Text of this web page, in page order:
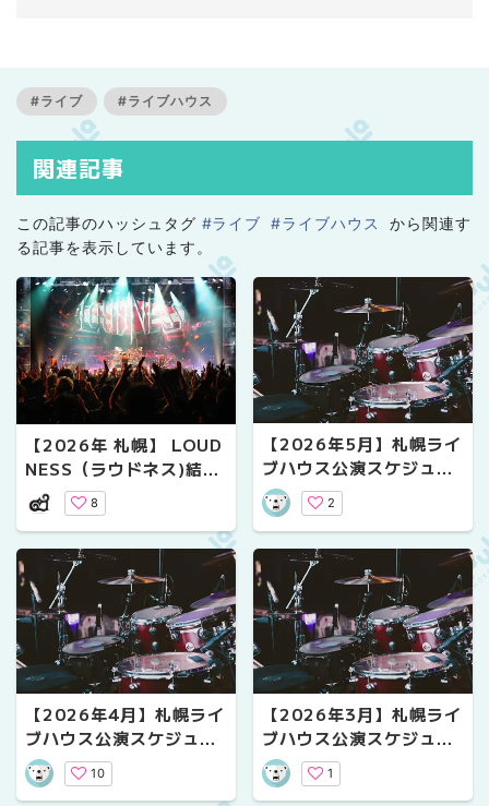
#ライブ #ライブハウス
関連記事
この記事のハッシュタグ #ライブ #ライブハウス
から関連す
る記事を表示しています。
【2026年 札幌】 LOUD
NESS（ラウドネス)結成
45周年記念ライブ Zepp
Sapporo公演レポート
8
【2026年5月】札幌ライ
ブハウス公演スケジュー
ル｜気になるライブ情報
2
【2026年4月】札幌ライ
ブハウス公演スケジュー
ル｜気になるライブ情報
10
【2026年3月】札幌ライ
ブハウス公演スケジュー
ル｜気になるライブ情報
1